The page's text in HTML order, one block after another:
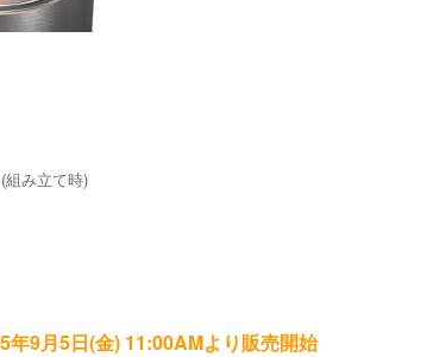
み立て時)
年9月5日(金) 11:00AMより販売開始